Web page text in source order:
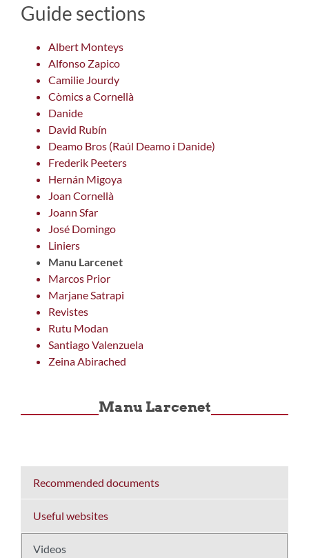
Guide sections
Albert Monteys
Alfonso Zapico
Camilie Jourdy
Còmics a Cornellà
Danide
David Rubín
Deamo Bros (Raúl Deamo i Danide)
Frederik Peeters
Hernán Migoya
Joan Cornellà
Joann Sfar
José Domingo
Liniers
Manu Larcenet
Marcos Prior
Marjane Satrapi
Revistes
Rutu Modan
Santiago Valenzuela
Zeina Abirached
Manu Larcenet
Recommended documents
Useful websites
Videos